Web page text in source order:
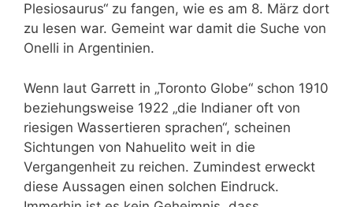
Plesiosaurus“ zu fangen, wie es am 8. März dort
zu lesen war. Gemeint war damit die Suche von
Onelli in Argentinien.
Wenn laut Garrett in „Toronto Globe“ schon 1910
beziehungsweise 1922 „die Indianer oft von
riesigen Wassertieren sprachen“, scheinen
Sichtungen von Nahuelito weit in die
Vergangenheit zu reichen. Zumindest erweckt
diese Aussagen einen solchen Eindruck.